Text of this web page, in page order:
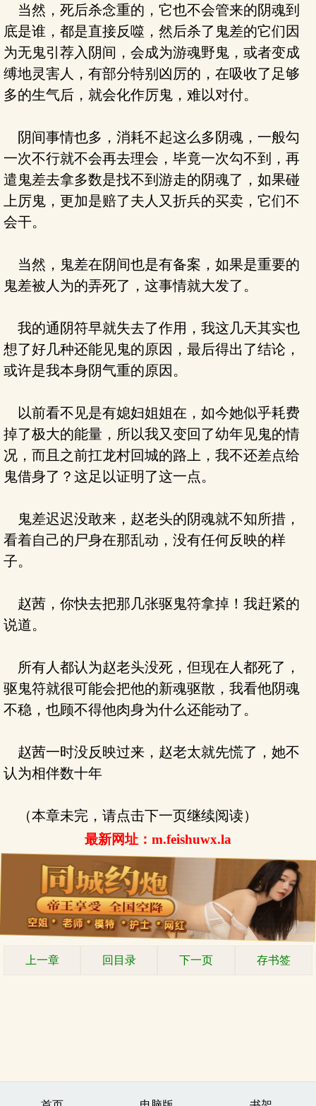
当然，死后杀念重的，它也不会管来的阴魂到
底是谁，都是直接反噬，然后杀了鬼差的它们因
为无鬼引荐入阴间，会成为游魂野鬼，或者变成
缚地灵害人，有部分特别凶厉的，在吸收了足够
多的生气后，就会化作厉鬼，难以对付。
阴间事情也多，消耗不起这么多阴魂，一般勾
一次不行就不会再去理会，毕竟一次勾不到，再
遣鬼差去拿多数是找不到游走的阴魂了，如果碰
上厉鬼，更加是赔了夫人又折兵的买卖，它们不
会干。
当然，鬼差在阴间也是有备案，如果是重要的
鬼差被人为的弄死了，这事情就大发了。
我的通阴符早就失去了作用，我这几天其实也
想了好几种还能见鬼的原因，最后得出了结论，
或许是我本身阴气重的原因。
以前看不见是有媳妇姐姐在，如今她似乎耗费
掉了极大的能量，所以我又变回了幼年见鬼的情
况，而且之前扛龙村回城的路上，我不还差点给
鬼借身了？这足以证明了这一点。
鬼差迟迟没敢来，赵老头的阴魂就不知所措，
看着自己的尸身在那乱动，没有任何反映的样
子。
赵茜，你快去把那几张驱鬼符拿掉！我赶紧的
说道。
所有人都认为赵老头没死，但现在人都死了，
驱鬼符就很可能会把他的新魂驱散，我看他阴魂
不稳，也顾不得他肉身为什么还能动了。
赵茜一时没反映过来，赵老太就先慌了，她不
认为相伴数十年
（本章未完，请点击下一页继续阅读）
最新网址：m.feishuwx.la
上一章 回目录 下一页 存书签